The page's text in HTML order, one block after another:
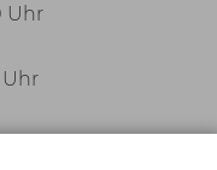
Uhr
Uhr